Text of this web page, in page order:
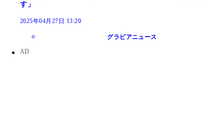
す」
2025年04月27日 13:20
グラビアニュース